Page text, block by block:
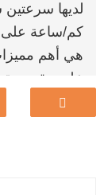
كم/ساعة على
على مقصورة
الشتاء